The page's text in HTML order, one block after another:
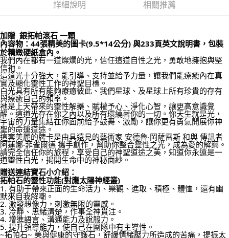
賣家宅配幫您送（台灣）
郵局幫你送（離島）
每筆NT$80，滿NT$3,000(含以上)免運費
付款後門市自取
免運費
詳細說明 相關推薦
加贈  銀拓帕滾石 一顆
內容物：44張精美的圖卡(9.5*14公分) 與233頁英文說明書，包裝
於精緻硬紙盒內。
我們內在都有一道燦爛的光，信任這道自性之光，勇敢地擁抱與堅
信祂。
這道光十分強大，能引導、支持並給予力量，讓我們能療癒內在真
實及顯化靈性工作的神聖目標。
白光具有所有能夠療癒彼此、我們星球、及星球上所有珍貴的存有
與療癒自己的頻率。
祂是上天帶來的靈性解藥、賦權予心、淨化心智，讓更高意識覺
醒。這道光存在你之內以及所有環繞著你的一切。你天生就是光，
宇宙的力量集結在你面前給予鼓舞、激勵，讓你更有勇氣開展你神
聖的命運道途。
這套美麗的牌卡是由具遠見的藝術家 安德魯‧岡薩雷斯 和與 傳訊者
阿蓮娜‧菲雀爾德 攜手創作，幫助你整合靈性之光，成為愛的解藥。
請完全信任你的旅程，享受自己的神聖道途之美，知道你永遠是一
道靈性白光，揭開生命中的神秘面紗。
贈送連結寶石小介紹：
拓帕石的靈性功能(對應太陽神經叢)
1. 有助于帶來正面的生命活力、樂觀、進取、積極、體恤，還有幽
默來自我解嘲。
2. 激發想像力，刺激無限的靈感。
3. 冷靜、思緒清楚，作事全神貫注。
4. 增進語言、溝通能力及說服力。
5. 提升領導能力，使自己在團隊中有主導性。
~拓帕石~ 美與健康的守護石，舒緩情緒壓力所造成的苦痛，提振太